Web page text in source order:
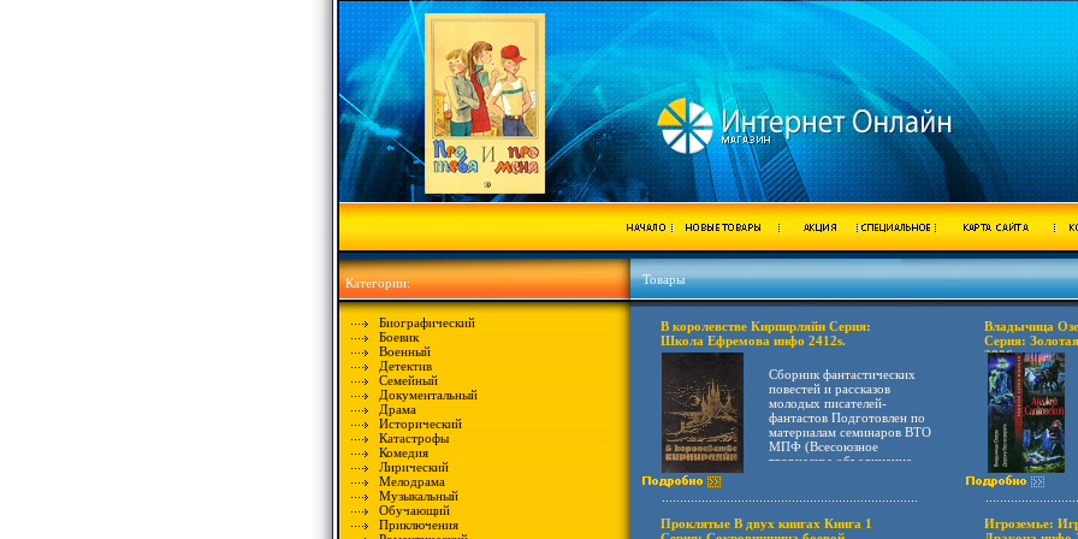
Категории:
Биографический
Боевик
Военный
Детектив
Семейный
Документальный
Драма
Исторический
Катастрофы
Комедия
Лирический
Мелодрама
Музыкальный
Обучающий
Приключения
Товары
В королевстве Кирпирляйн Серия:
Школа Ефремова инфо 2412s.
Сборник фантастических
повестей и рассказов
молодых писателей-
фантастов Подготовлен по
материалам семинаров ВТО
МПФ (Всесоюзное
творческое объединение
ВЛКСМ "Молодбфсаыая
гвардия" Что внутри?
Содержание 1.
Проклятые В двух книгах Книга 1
Владычица
Серия:
3806s.
Игроземье: